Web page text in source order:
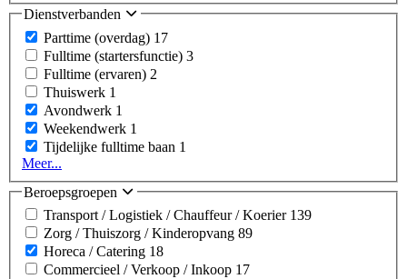
Dienstverbanden
Parttime (overdag) 17
Fulltime (startersfunctie) 3
Fulltime (ervaren) 2
Thuiswerk 1
Avondwerk 1
Weekendwerk 1
Tijdelijke fulltime baan 1
Meer...
Beroepsgroepen
Transport / Logistiek / Chauffeur / Koerier 139
Zorg / Thuiszorg / Kinderopvang 89
Horeca / Catering 18
Commercieel / Verkoop / Inkoop 17